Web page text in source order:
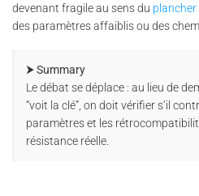
devenant fragile au sens du
des paramètres affaiblis ou des
⮞ Summary
Le débat se déplace : au lieu de
“voit la clé”, on doit vérifier s’il
paramètres et les
résistance réelle.